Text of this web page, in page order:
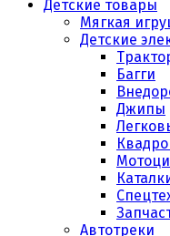
Детские товары
Мягкая
Детские
Багги
Джипы
Автотреки